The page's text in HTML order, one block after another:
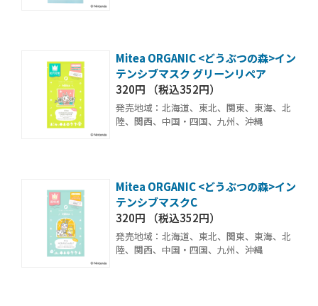
Mitea ORGANIC <どうぶつの森>イン
テンシブマスク グリーンリペア
320円 （税込352円）
発売地域：北海道、東北、関東、東海、北
陸、関西、中国・四国、九州、沖縄
Mitea ORGANIC <どうぶつの森>イン
テンシブマスクC
320円 （税込352円）
発売地域：北海道、東北、関東、東海、北
陸、関西、中国・四国、九州、沖縄